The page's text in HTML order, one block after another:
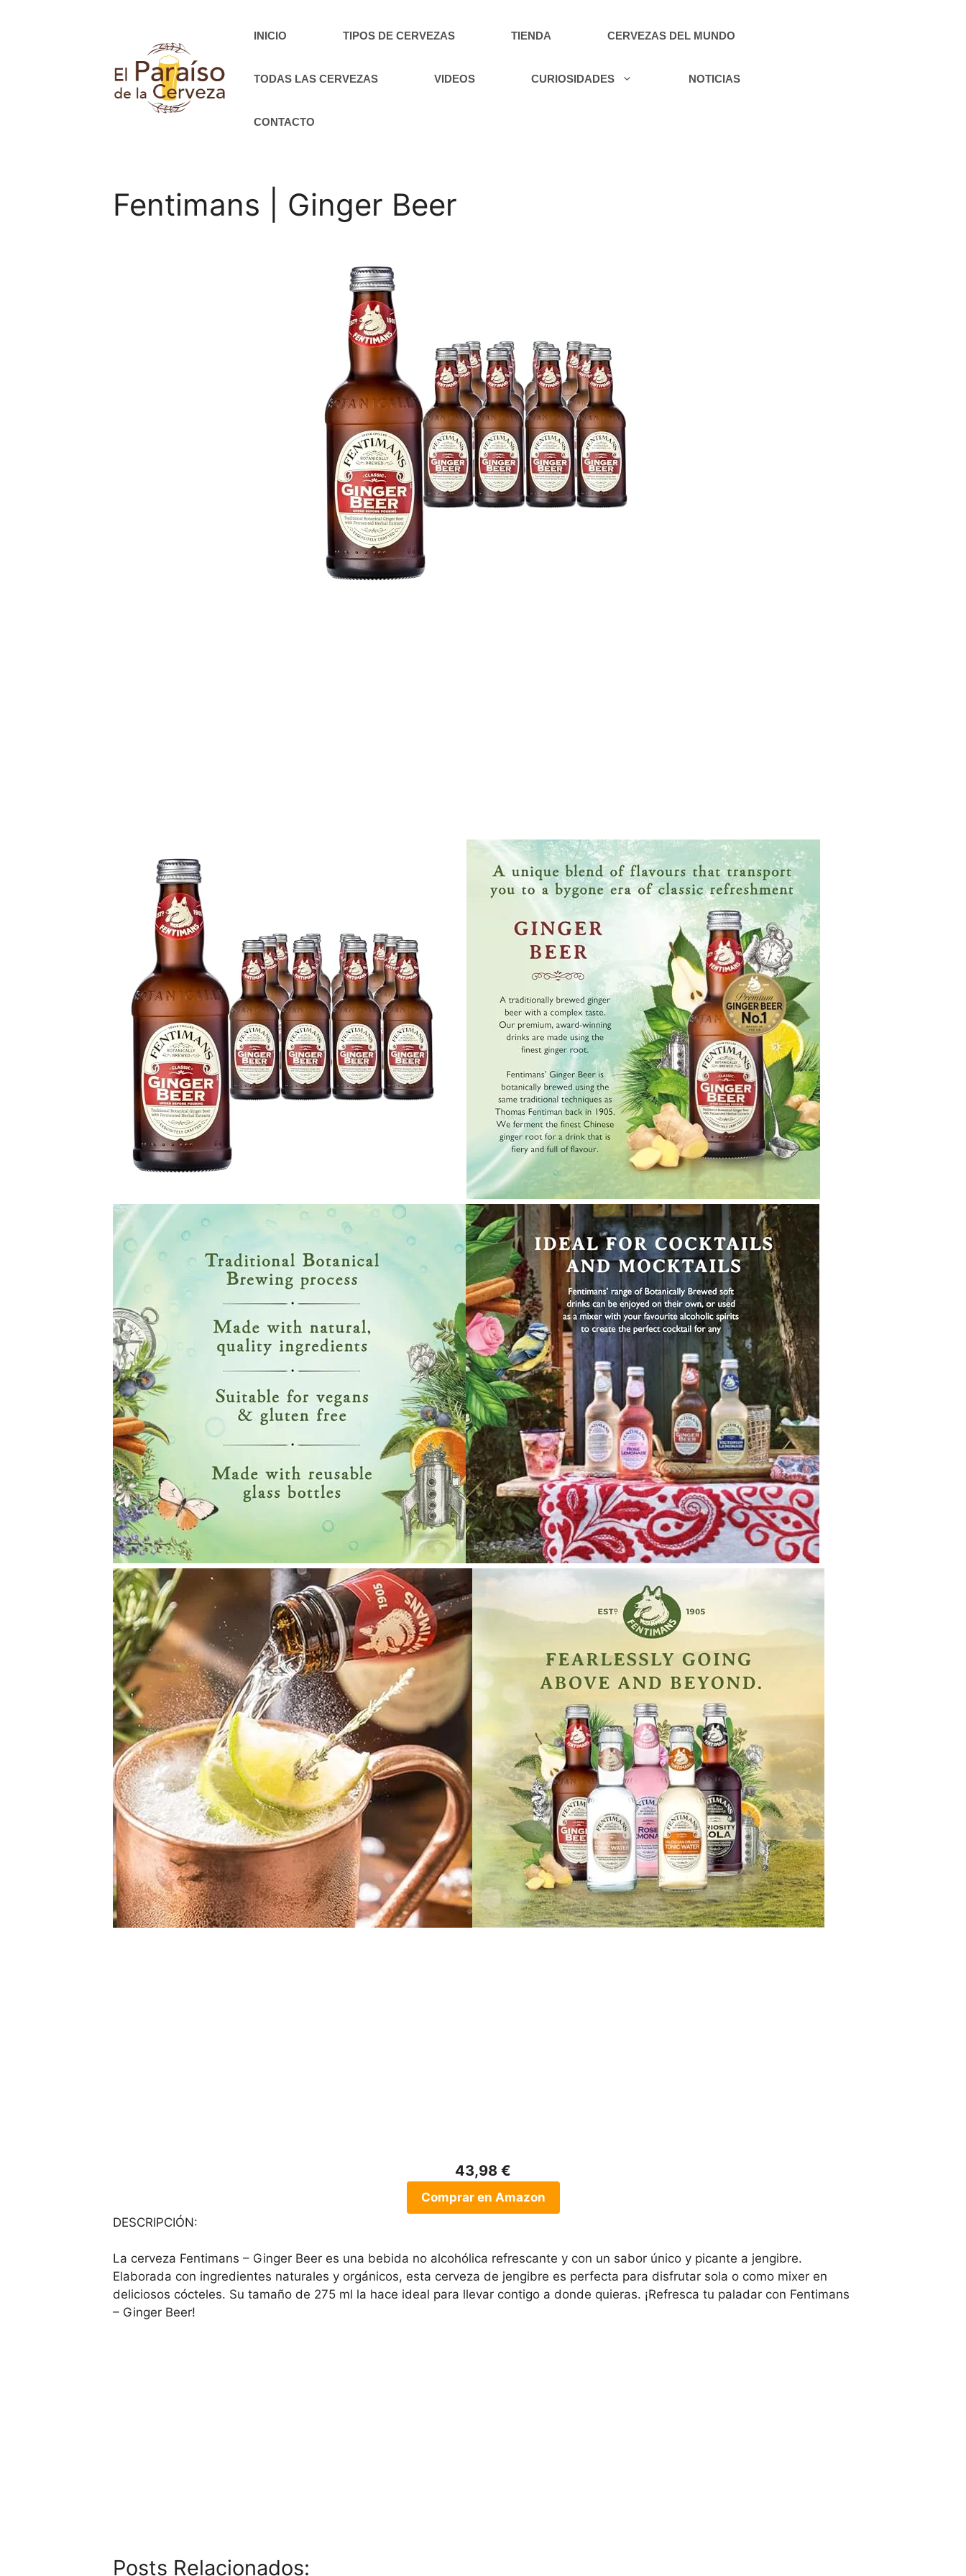
INICIO TIPOS DE CERVEZAS TIENDA CERVEZAS DEL MUNDO
TODAS LAS CERVEZAS VIDEOS CURIOSIDADES NOTICIAS
CONTACTO
Fentimans | Ginger Beer
43,98 €
Comprar en Amazon
DESCRIPCIÓN:
La cerveza Fentimans – Ginger Beer es una bebida no alcohólica refrescante y con un sabor único y picante a jengibre.
Elaborada con ingredientes naturales y orgánicos, esta cerveza de jengibre es perfecta para disfrutar sola o como mixer en
deliciosos cócteles. Su tamaño de 275 ml la hace ideal para llevar contigo a donde quieras. ¡Refresca tu paladar con Fentimans
– Ginger Beer!
Posts Relacionados: